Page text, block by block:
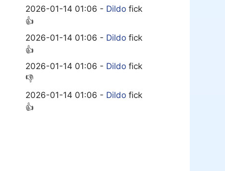
2026-01-14 01:06 - Dildo fick
👍
2026-01-14 01:06 - Dildo fick
👍
2026-01-14 01:06 - Dildo fick
👎
2026-01-14 01:06 - Dildo fick
👍